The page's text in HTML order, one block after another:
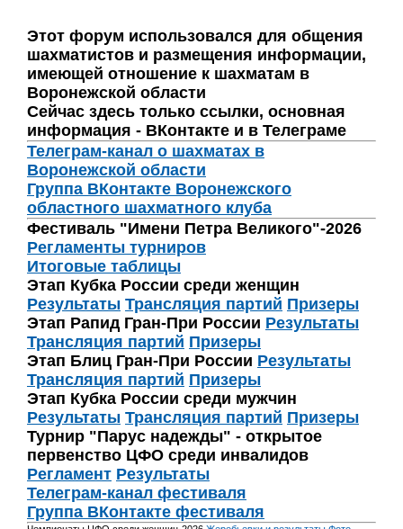
Этот форум использовался для общения
шахматистов и размещения информации,
имеющей отношение к шахматам в
Воронежской области
Сейчас здесь только ссылки, основная
информация - ВКонтакте и в Телеграме
Телеграм-канал о шахматах в
Воронежской области
Группа ВКонтакте Воронежского
областного шахматного клуба
Фестиваль "Имени Петра Великого"-2026
Регламенты турниров
Итоговые таблицы
Этап Кубка России среди женщин
Результаты Трансляция партий Призеры
Этап Рапид Гран-При России Результаты
Трансляция партий Призеры
Этап Блиц Гран-При России Результаты
Трансляция партий Призеры
Этап Кубка России среди мужчин
Результаты Трансляция партий Призеры
Турнир "Парус надежды" - открытое
первенство ЦФО среди инвалидов
Регламент Результаты
Телеграм-канал фестиваля
Группа ВКонтакте фестиваля